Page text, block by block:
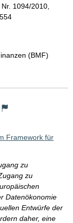
1094/2010,
(BMF)
Framework für
zu
zu
Datenökonomie
Entwürfe der
daher, eine